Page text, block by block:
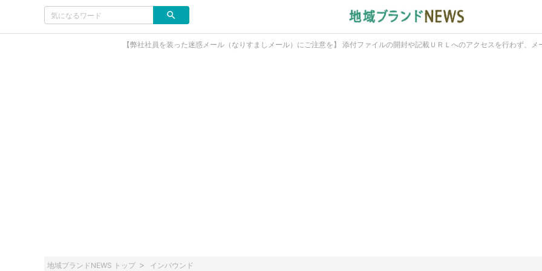
【弊社社員を装った迷惑メール（なりすましメール）にご注意を】 添付ファイルの開封や記載ＵＲＬへのアクセスを行わず、メ
地域ブランドNEWS トップ インバウンド